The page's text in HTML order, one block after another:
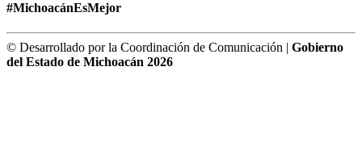
#MichoacánEsMejor
© Desarrollado por la Coordinación de Comunicación | Gobierno
del Estado de Michoacán 2026